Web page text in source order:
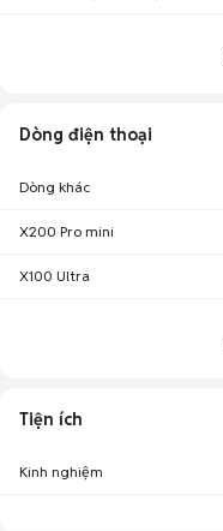
Dòng điện thoại
Dòng khác
X200 Pro mini
X100 Ultra
Tiện ích
Kinh nghiệm